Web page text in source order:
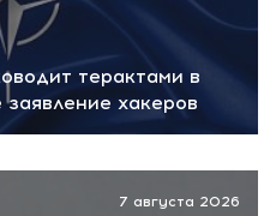
терактами в
хакеров
7 августа 2026